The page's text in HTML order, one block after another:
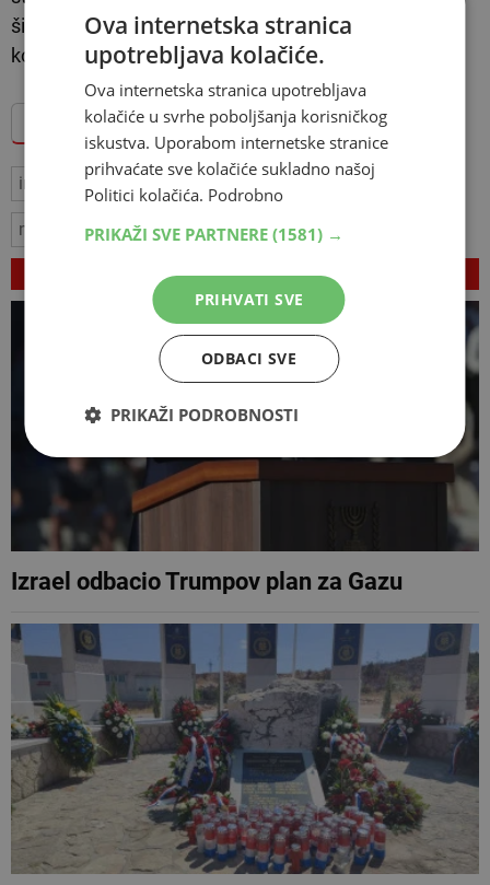
širenje nuklearnih postrojenja, dok se ne postigne
konačni dogovor.
Dodajte Hercegovina.info među omiljene izvore
iran rat sporazum SAD
nuklearni program Trump
VEZANI ČLANCI
Izrael odbacio Trumpov plan za Gazu
Ova internetska stranica
upotrebljava kolačiće.
Ova internetska stranica upotrebljava
kolačiće u svrhe poboljšanja korisničkog
iskustva. Uporabom internetske stranice
prihvaćate sve kolačiće sukladno našoj
Politici kolačića. Podrobno
PRIKAŽI SVE PARTNERE (1581) →
PRIHVATI SVE
ODBACI SVE
PRIKAŽI PODROBNOSTI